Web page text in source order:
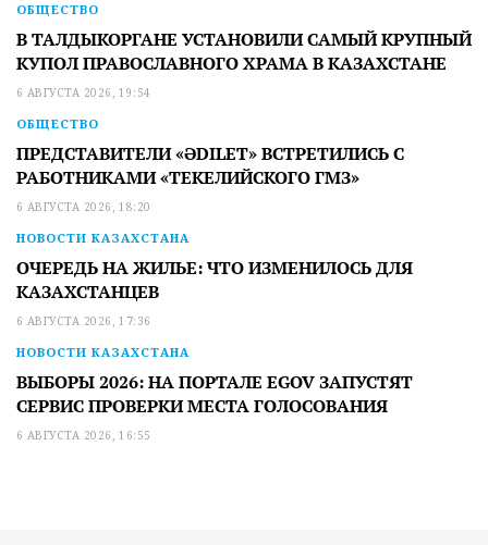
ОБЩЕСТВО
В ТАЛДЫКОРГАНЕ УСТАНОВИЛИ САМЫЙ КРУПНЫЙ
КУПОЛ ПРАВОСЛАВНОГО ХРАМА В КАЗАХСТАНЕ
6 АВГУСТА 2026, 19:54
ОБЩЕСТВО
ПРЕДСТАВИТЕЛИ «ӘDILET» ВСТРЕТИЛИСЬ С
РАБОТНИКАМИ «ТЕКЕЛИЙСКОГО ГМЗ»
6 АВГУСТА 2026, 18:20
НОВОСТИ КАЗАХСТАНА
ОЧЕРЕДЬ НА ЖИЛЬЕ: ЧТО ИЗМЕНИЛОСЬ ДЛЯ
КАЗАХСТАНЦЕВ
6 АВГУСТА 2026, 17:36
НОВОСТИ КАЗАХСТАНА
ВЫБОРЫ 2026: НА ПОРТАЛЕ EGOV ЗАПУСТЯТ
СЕРВИС ПРОВЕРКИ МЕСТА ГОЛОСОВАНИЯ
6 АВГУСТА 2026, 16:55